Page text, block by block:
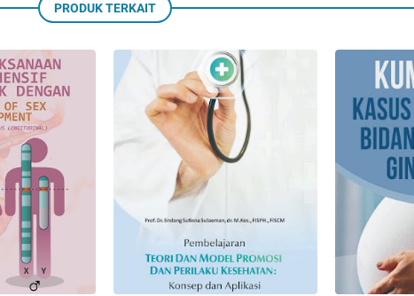
PRODUK TERKAIT